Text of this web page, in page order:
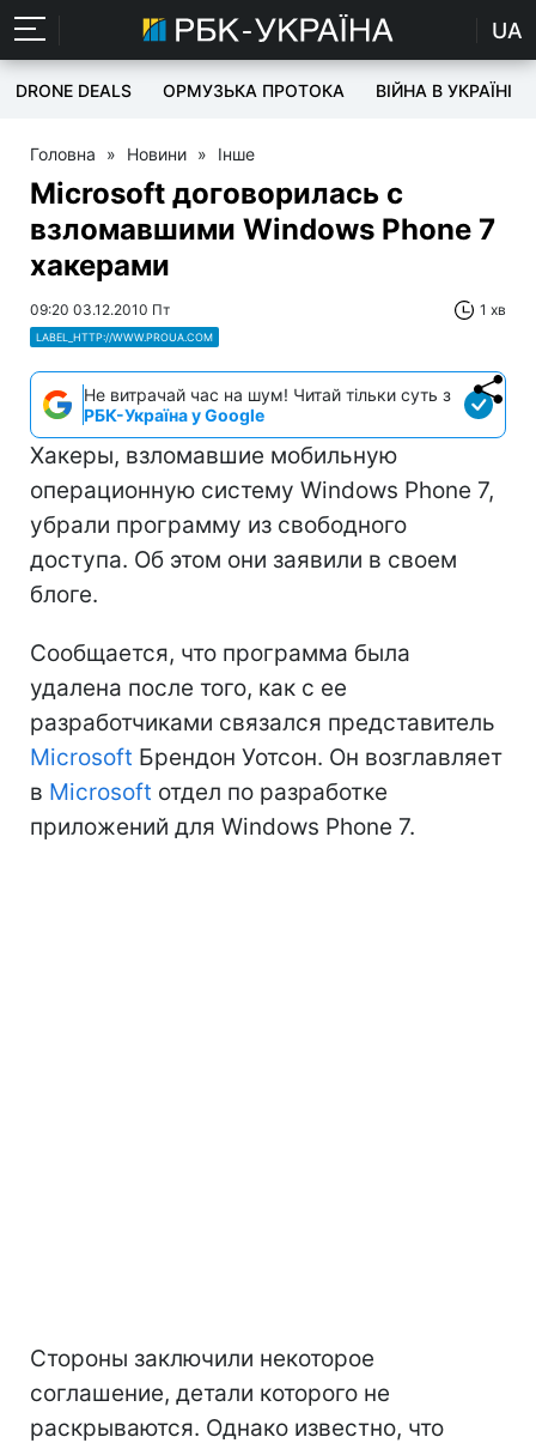
UA
DRONE DEALS ОРМУЗЬКА ПРОТОКА ВІЙНА В УКРАЇНІ
Головна » Новини » Інше
Microsoft договорилась с
взломавшими Windows Phone 7
хакерами
09:20 03.12.2010 Пт 1 хв
LABEL_HTTP://WWW.PROUA.COM
Не витрачай час на шум! Читай тільки суть з
РБК-Україна у Google
Хакеры, взломавшие мобильную
операционную систему Windows Phone 7,
убрали программу из свободного
доступа. Об этом они заявили в своем
блоге.
Сообщается, что программа была
удалена после того, как с ее
разработчиками связался представитель
Microsoft Брендон Уотсон. Он возглавляет
в Microsoft отдел по разработке
приложений для Windows Phone 7.
Стороны заключили некоторое
соглашение, детали которого не
раскрываются. Однако известно, что